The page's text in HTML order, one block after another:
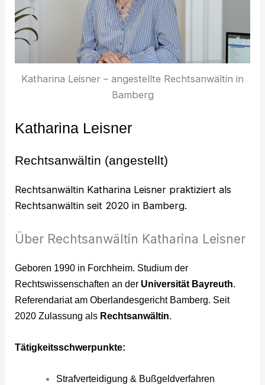
Katharina Leisner – angestellte Rechtsanwältin in
Bamberg
Katharina Leisner
Rechtsanwältin (angestellt)
Rechtsanwältin Katharina Leisner praktiziert als
Rechtsanwältin seit 2020 in Bamberg.
Über Rechtsanwältin Katharina Leisner
Geboren 1990 in Forchheim. Studium der
Rechtswissenschaften an der Universität Bayreuth.
Referendariat am Oberlandesgericht Bamberg. Seit
2020 Zulassung als Rechtsanwältin.
Tätigkeitsschwerpunkte:
Strafverteidigung & Bußgeldverfahren